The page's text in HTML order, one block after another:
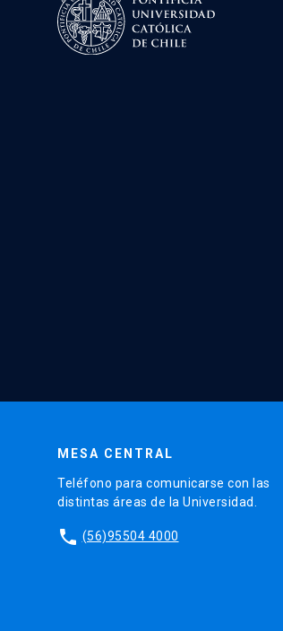
MESA CENTRAL
Teléfono para comunicarse con las
distintas áreas de la Universidad.
phone (56)95504 4000